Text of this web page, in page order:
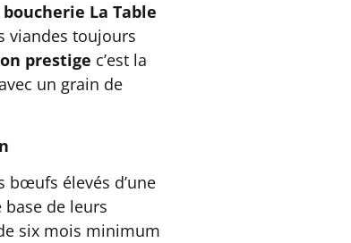
boucherie La Table
viandes toujours
prestige c’est la
un grain de
bœufs élevés d’une
de leurs
six mois minimum